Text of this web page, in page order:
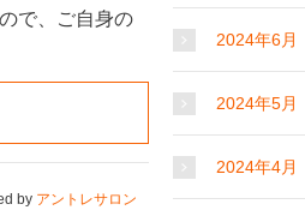
で、ご自身の
by アントレサロン
2024年6月
2024年5月
2024年4月